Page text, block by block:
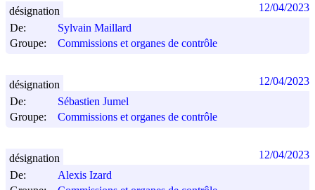
De:
Sylvain Maillard
Groupe:
Commissions et organes de contrôle
désignation 12/04/2023
De:
Sébastien Jumel
Groupe:
Commissions et organes de contrôle
désignation 12/04/2023
De:
Alexis Izard
désignation 12/04/2023